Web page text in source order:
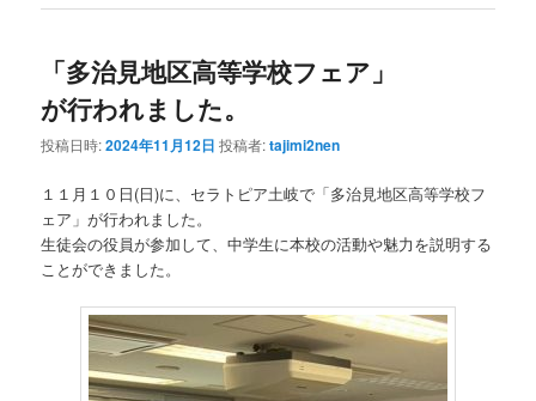
「多治見地区高等学校フェア」
が行われました。
投稿日時:2024年11月12日 投稿者:tajimi2nen
１１月１０日(日)に、セラトピア土岐で「多治見地区高等学校フ
ェア」が行われました。
生徒会の役員が参加して、中学生に本校の活動や魅力を説明する
ことができました。